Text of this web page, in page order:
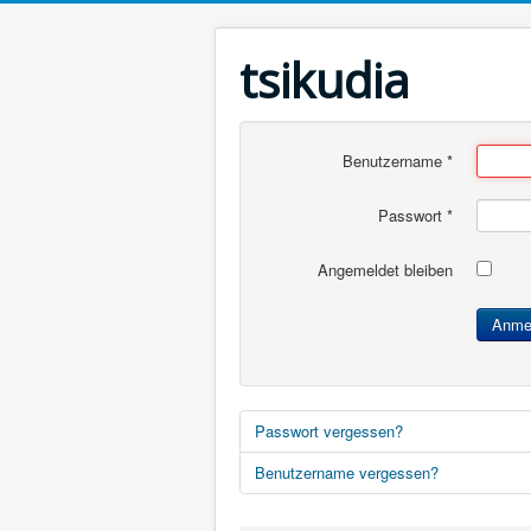
tsikudia
Benutzername *
Passwort *
Angemeldet bleiben
Passwort vergessen?
Benutzername vergessen?